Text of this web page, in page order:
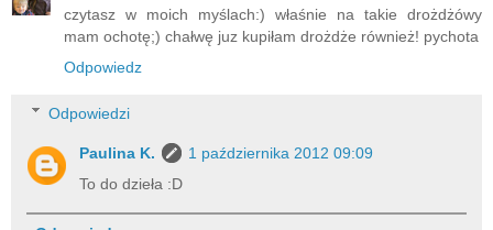
czytasz w moich myślach:) właśnie na takie drożdżówy
mam ochotę;) chałwę juz kupiłam drożdże również! pychota
Odpowiedz
Odpowiedzi
Paulina K.
1 października 2012 09:09
To do dzieła :D